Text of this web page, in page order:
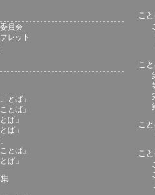
員会
レット
とば」
とば」
ば」
ば」
とば」
ば」
こ
こ
こ
こ